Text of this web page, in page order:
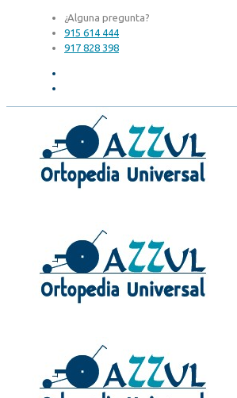
¿Alguna pregunta?
915 614 444
917 828 398